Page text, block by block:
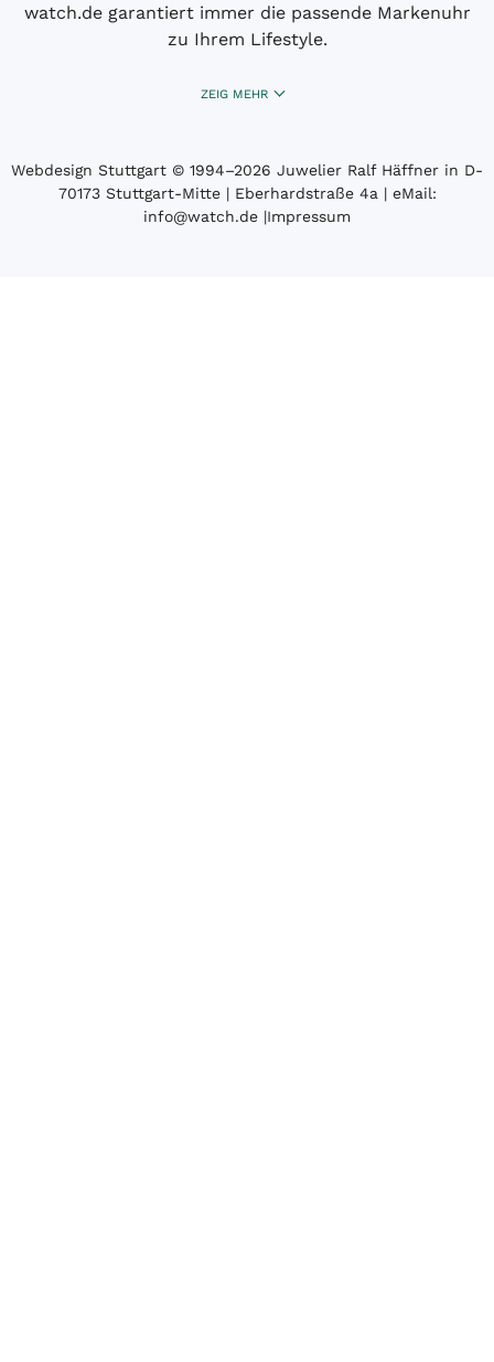
watch.de garantiert immer die passende Markenuhr
zu Ihrem Lifestyle.
ZEIG MEHR
Webdesign Stuttgart © 1994­–2026 Juwelier Ralf Häffner in D-
70173 Stuttgart-Mitte | Eberhardstraße 4a | eMail:
info@watch.de |Impressum